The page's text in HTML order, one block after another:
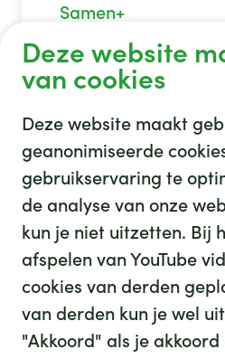
Samen+
Deze website
van cookies
Deze website maakt
geanonimiseerde
gebruikservaring te
de analyse van onze
kun je niet uitzetten. Bij
afspelen van YouTube
cookies van derden
van derden kun je wel
"Akkoord" als je
GHZ